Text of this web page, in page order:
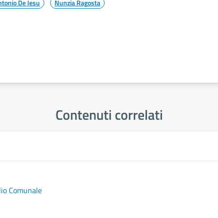
De Iesu Nunzia Ragosta
Contenuti correlati
Comunale